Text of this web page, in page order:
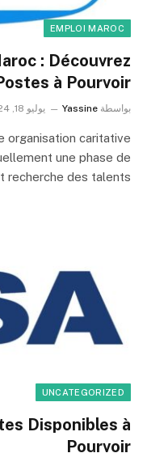
EMPLOI MAROC
: Découvrez
à Pourvoir
بواسطة Yassine يوليو 18, 2024
organisation caritative
une phase de
des talents…
UNCATEGORIZED
Disponibles à
Pourvoir